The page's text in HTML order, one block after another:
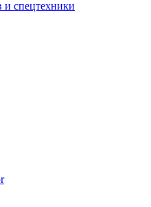
спецтехники